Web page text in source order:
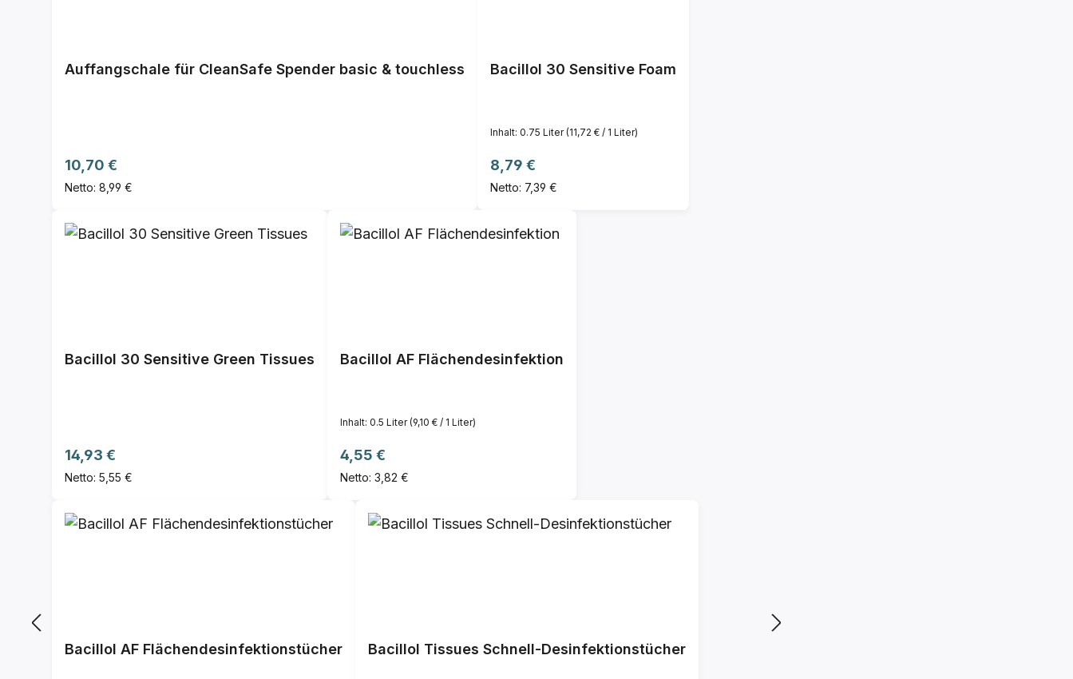
Auffangschale für CleanSafe Spender basic & touchless
Regulärer Preis:
10,70 €
Netto: 8,99 €
Bacillol 30 Sensitive Foam
Inhalt: 0.75 Liter(11,72 € / 1 Liter)
Regulärer Preis:
8,79 €
Netto: 7,39 €
Bacillol 30 Sensitive Green Tissues
Regulärer Preis:
14,93 €
Netto: 5,55 €
Bacillol AF Flächendesinfektion
Inhalt: 0.5 Liter(9,10 € / 1 Liter)
Regulärer Preis:
4,55 €
Netto: 3,82 €
Bacillol AF Flächendesinfektionstücher Bacillol Tissues Schnell-Desinfektionstücher